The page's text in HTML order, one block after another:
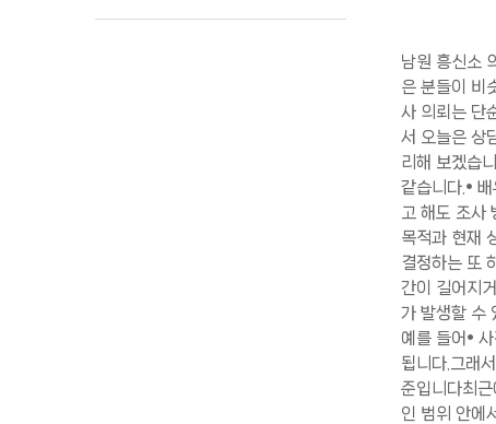
남원 흥신소
은 분들이 비
사 의뢰는 단
서 오늘은 상
리해 보겠습
같습니다.•
고 해도 조사
목적과 현재
결정하는 또
간이 길어지
가 발생할 수
예를 들어•
됩니다.​그래
준입니다​최
인 범위 안에